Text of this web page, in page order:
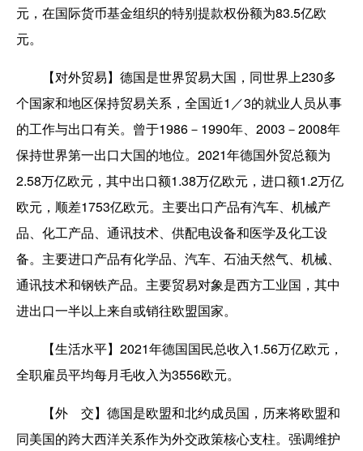
元，在国际货币基金组织的特别提款权份额为83.5亿欧
元。
【对外贸易】德国是世界贸易大国，同世界上230多
个国家和地区保持贸易关系，全国近1／3的就业人员从事
的工作与出口有关。曾于1986－1990年、2003－2008年
保持世界第一出口大国的地位。2021年德国外贸总额为
2.58万亿欧元，其中出口额1.38万亿欧元，进口额1.2万亿
欧元，顺差1753亿欧元。主要出口产品有汽车、机械产
品、化工产品、通讯技术、供配电设备和医学及化工设
备。主要进口产品有化学品、汽车、石油天然气、机械、
通讯技术和钢铁产品。主要贸易对象是西方工业国，其中
进出口一半以上来自或销往欧盟国家。
【生活水平】2021年德国国民总收入1.56万亿欧元，
全职雇员平均每月毛收入为3556欧元。
【外 交】德国是欧盟和北约成员国，历来将欧盟和
同美国的跨大西洋关系作为外交政策核心支柱。强调维护